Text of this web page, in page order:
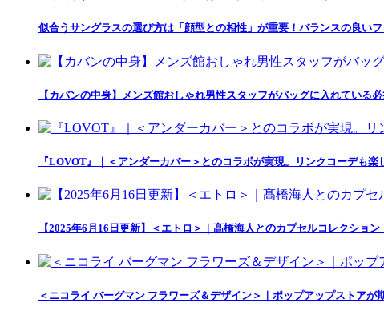
似合うサングラスの選び方は「顔型との相性」が重要！バランスの良いフ
【カバンの中身】メンズ館おしゃれ男性スタッフがバッグに入れている
『LOVOT』｜＜アンダーカバー＞とのコラボが実現。リンクコーデも楽
【2025年6月16日更新】＜エトロ＞｜髙橋海人とのカプセルコレクショ
＜ニコライ バーグマン フラワーズ＆デザイン＞｜ポップアップストアが